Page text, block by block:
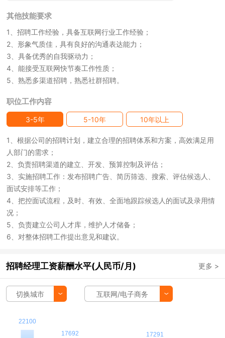
其他技能要求
1、招聘工作经验，具备互联网行业工作经验；
2、形象气质佳，具有良好的沟通表达能力；
3、具备优秀的自我驱动力；
4、能接受互联网快节奏工作性质；
5、熟悉多渠道招聘，熟悉社群招聘。
职位工作内容
3-5年 5-10年 10年以上
1、根据公司的招聘计划，建立合理的招聘体系和方案，高效满足用
人部门的需求；
2、负责招聘渠道的建立、开发、预算控制及评估；
3、实施招聘工作：发布招聘广告、简历筛选、搜索、评估候选人、
面试安排等工作；
4、把控面试流程，及时、有效、全面地跟踪候选人的面试及录用情
况；
5、负责建立公司人才库，维护人才储备；
6、对整体招聘工作提出意见和建议。
招聘经理工资薪酬水平(人民币/月) 更多 >
切换城市 互联网/电子商务